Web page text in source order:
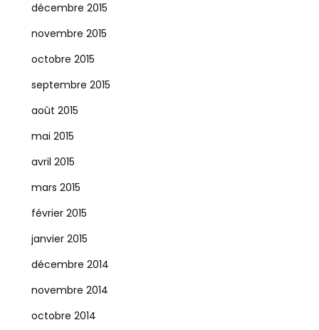
décembre 2015
novembre 2015
octobre 2015
septembre 2015
août 2015
mai 2015
avril 2015
mars 2015
février 2015
janvier 2015
décembre 2014
novembre 2014
octobre 2014